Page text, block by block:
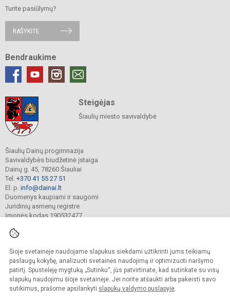
Šioje svetainėje naudojame slapukus siekdami užtikrinti jums teikiamų
paslaugų kokybę, analizuoti svetainės naudojimą ir optimizuoti naršymo
patirtį. Spustelėję mygtuką „Sutinku“, jūs patvirtinate, kad sutinkate su visų
slapukų naudojimu šioje svetainėje. Jei norite atšaukti arba pakeisti savo
sutikimus, prašome apsilankyti slapukų valdymo puslapyje.
Turite pasiūlymų?
RAŠYKITE
Bendraukime
Steigėjas
Šiaulių miesto savivaldybė
Šiaulių Dainų progimnazija
Savivaldybės biudžetinė įstaiga
Dainų g. 45, 78260 Šiauliai
Tel. +370 41 55 27 51
El. p. info@dainai.lt
Duomenys kaupiami ir saugomi
Juridinių asmenų registre
Įmonės kodas 190532477
© 2023. Šiaulių Dainų progimnazija. Visos teisės saugomos.
Kopijuoti turinį be raštiško gimnazijos sutikimo griežtai draudžiama.
Prieinamumo paraiška Slapukų politika
Sumanus būdas atnaujinti